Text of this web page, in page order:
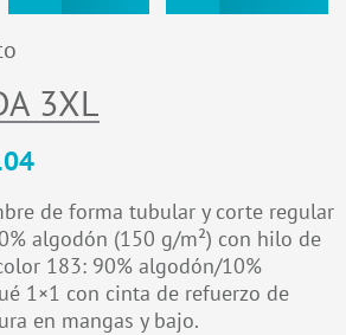
3XL
de forma tubular y corte regular
algodón (150 g/m²) con hilo de
183: 90% algodón/10%
1×1 con cinta de refuerzo de
en mangas y bajo.